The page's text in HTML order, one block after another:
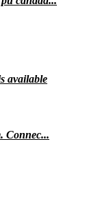
available
Connec...